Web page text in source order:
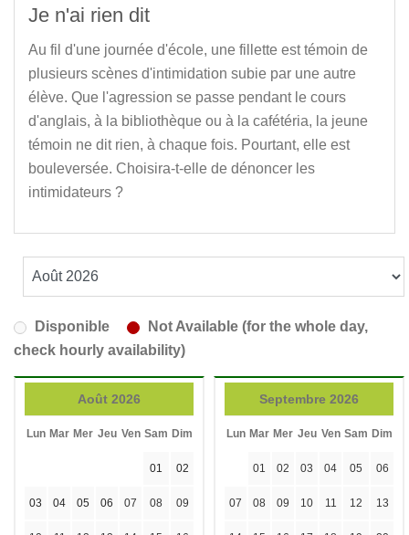
Je n'ai rien dit
Au fil d'une journée d'école, une fillette est témoin de
plusieurs scènes d'intimidation subie par une autre
élève. Que l'agression se passe pendant le cours
d'anglais, à la bibliothèque ou à la cafétéria, la jeune
témoin ne dit rien, à chaque fois. Pourtant, elle est
bouleversée. Choisira-t-elle de dénoncer les
intimidateurs ?
Disponible
Not Available (for the whole day,
check hourly availability)
Août 2026
Lun Mar Mer Jeu Ven Sam Dim
01 02
03 04 05 06 07 08 09
Septembre 2026
Lun Mar Mer Jeu Ven Sam Dim
01 02 03 04 05 06
07 08 09 10 11 12 13